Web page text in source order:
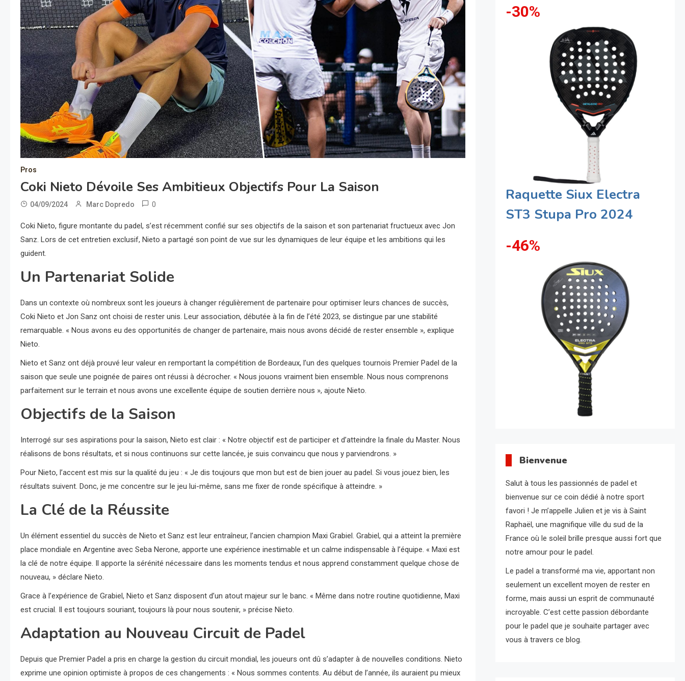
Pros
Coki Nieto Dévoile Ses Ambitieux Objectifs Pour La Saison
04/09/2024 Marc Dopredo 0
Coki Nieto, figure montante du padel, s’est récemment confié sur ses objectifs de la saison et son partenariat fructueux avec Jon
Sanz. Lors de cet entretien exclusif, Nieto a partagé son point de vue sur les dynamiques de leur équipe et les ambitions qui les
guident.
Un Partenariat Solide
Dans un contexte où nombreux sont les joueurs à changer régulièrement de partenaire pour optimiser leurs chances de succès,
Coki Nieto et Jon Sanz ont choisi de rester unis. Leur association, débutée à la fin de l’été 2023, se distingue par une stabilité
remarquable. « Nous avons eu des opportunités de changer de partenaire, mais nous avons décidé de rester ensemble », explique
Nieto.
Nieto et Sanz ont déjà prouvé leur valeur en remportant la compétition de Bordeaux, l’un des quelques tournois Premier Padel de la
saison que seule une poignée de paires ont réussi à décrocher. « Nous jouons vraiment bien ensemble. Nous nous comprenons
parfaitement sur le terrain et nous avons une excellente équipe de soutien derrière nous », ajoute Nieto.
Objectifs de la Saison
Interrogé sur ses aspirations pour la saison, Nieto est clair : « Notre objectif est de participer et d’atteindre la finale du Master. Nous
réalisons de bons résultats, et si nous continuons sur cette lancée, je suis convaincu que nous y parviendrons. »
Pour Nieto, l’accent est mis sur la qualité du jeu : « Je dis toujours que mon but est de bien jouer au padel. Si vous jouez bien, les
résultats suivent. Donc, je me concentre sur le jeu lui-même, sans me fixer de ronde spécifique à atteindre. »
La Clé de la Réussite
Un élément essentiel du succès de Nieto et Sanz est leur entraîneur, l’ancien champion Maxi Grabiel. Grabiel, qui a atteint la première
place mondiale en Argentine avec Seba Nerone, apporte une expérience inestimable et un calme indispensable à l’équipe. « Maxi est
la clé de notre équipe. Il apporte la sérénité nécessaire dans les moments tendus et nous apprend constamment quelque chose de
nouveau, » déclare Nieto.
Grace à l’expérience de Grabiel, Nieto et Sanz disposent d’un atout majeur sur le banc. « Même dans notre routine quotidienne, Maxi
est crucial. Il est toujours souriant, toujours là pour nous soutenir, » précise Nieto.
Adaptation au Nouveau Circuit de Padel
Depuis que Premier Padel a pris en charge la gestion du circuit mondial, les joueurs ont dû s’adapter à de nouvelles conditions. Nieto
exprime une opinion optimiste à propos de ces changements : « Nous sommes contents. Au début de l’année, ils auraient pu mieux
-30%
Raquette Siux Electra
ST3 Stupa Pro 2024
-46%
Bienvenue
Salut à tous les passionnés de padel et
bienvenue sur ce coin dédié à notre sport
favori ! Je m’appelle Julien et je vis à Saint
Raphaël, une magnifique ville du sud de la
France où le soleil brille presque aussi fort que
notre amour pour le padel.
Le padel a transformé ma vie, apportant non
seulement un excellent moyen de rester en
forme, mais aussi un esprit de communauté
incroyable. C’est cette passion débordante
pour le padel que je souhaite partager avec
vous à travers ce blog.